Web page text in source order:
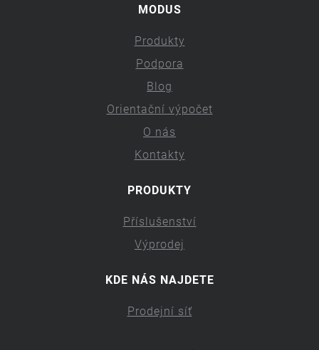
MODUS
Produkty
Podpora
Blog
Orientační výpočet
O nás
Kontakty
PRODUKTY
Příslušenství
Výprodej
KDE NÁS NAJDETE
Prodejní síť